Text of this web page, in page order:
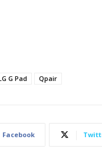
G Pad Qpair
Facebook